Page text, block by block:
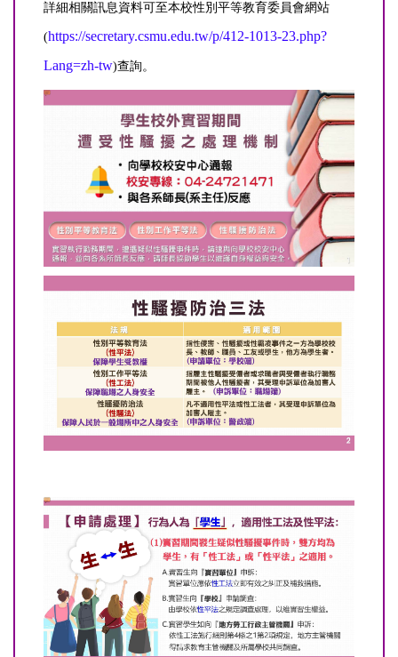
詳細相關訊息資料可至本校性別平等教育委員會網站
(https://secretary.csmu.edu.tw/p/412-1013-23.php?
Lang=zh-tw)查詢。